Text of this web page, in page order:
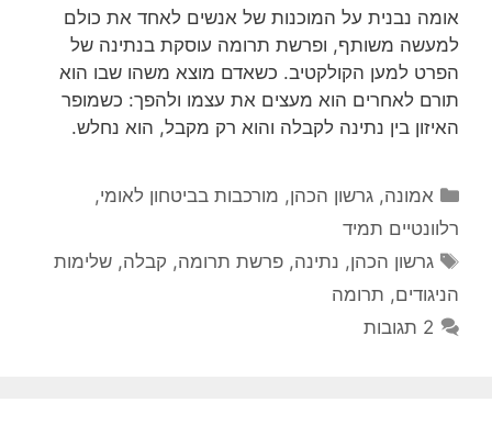
אומה נבנית על המוכנות של אנשים לאחד את כולם
למעשה משותף, ופרשת תרומה עוסקת בנתינה של
הפרט למען הקולקטיב. כשאדם מוצא משהו שבו הוא
תורם לאחרים הוא מעצים את עצמו ולהפך: כשמופר
האיזון בין נתינה לקבלה והוא רק מקבל, הוא נחלש.
קטגוריות
אמונה,גרשון הכהן, מורכבות בביטחון לאומי,
רלוונטיים תמיד
תגיות
גרשון הכהן, נתינה,פרשת תרומה, קבלה,שלימות
הניגודים, תרומה
2 תגובות